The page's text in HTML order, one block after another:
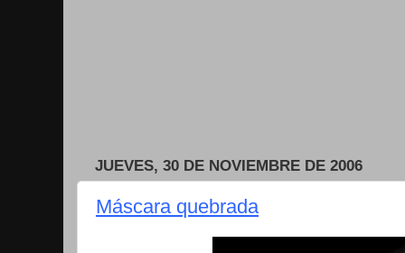
JUEVES, 30 DE NOVIEMBRE DE 2006
Máscara quebrada